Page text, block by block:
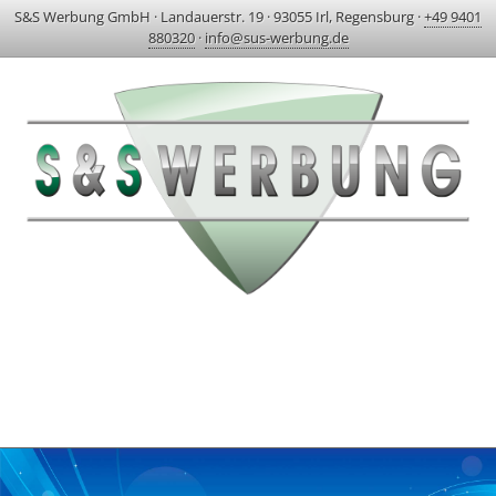
S&S Werbung GmbH · Landauerstr. 19 ·93055 Irl, Regensburg ·+49 9401
880320· info@sus-werbung.de
AKTUELLES & PROJEKTE